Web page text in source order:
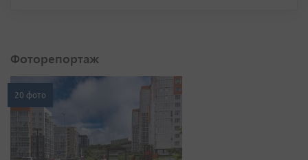
Фоторепортаж
20 фото